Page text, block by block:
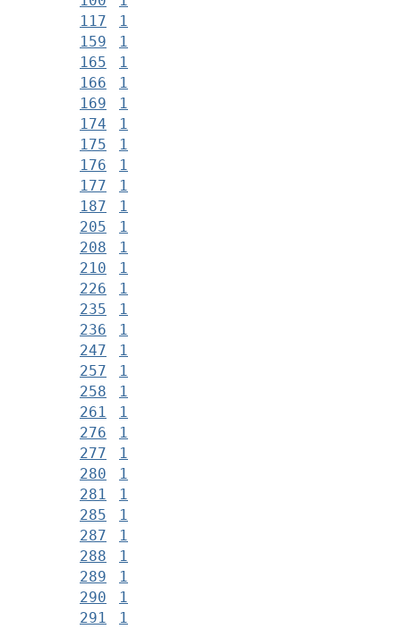
117
1
159
1
165
1
166
1
169
1
174
1
175
1
176
1
177
1
187
1
205
1
208
1
210
1
226
1
235
1
236
1
247
1
257
1
258
1
261
1
276
1
277
1
280
1
281
1
285
1
287
1
288
1
289
1
290
1
291
1